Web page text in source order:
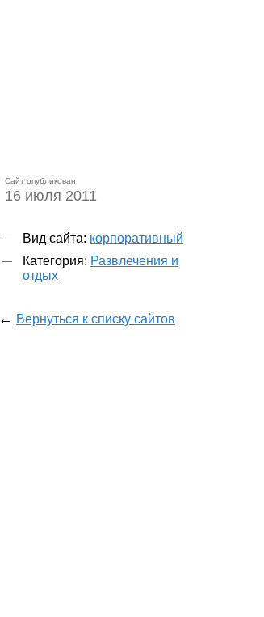
Сайт опубликован
16 июля 2011
Вид сайта: корпоративный
Категория: Развлечения и
отдых
← Вернуться к списку сайтов